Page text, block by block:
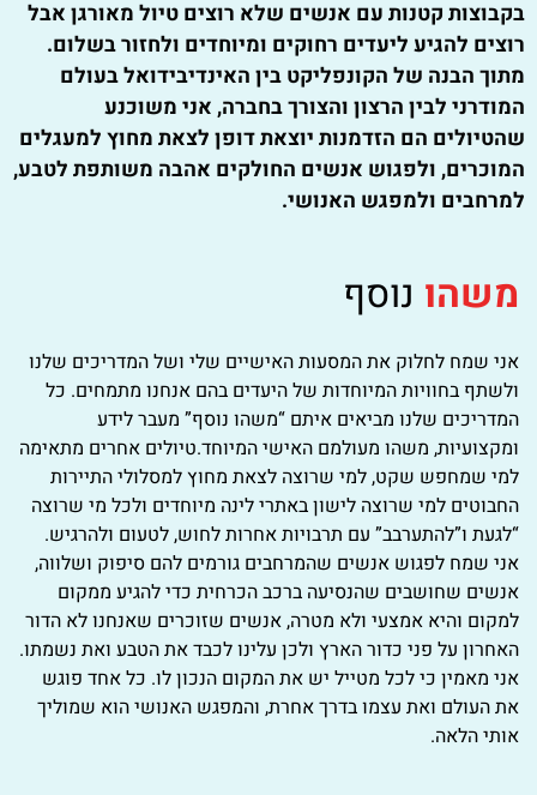
בקבוצות קטנות עם אנשים שלא רוצים טיול מאורגן אבל
רוצים להגיע ליעדים רחוקים ומיוחדים ולחזור בשלום.
מתוך הבנה של הקונפליקט בין האינדיבידואל בעולם
המודרני לבין הרצון והצורך בחברה, אני משוכנע
שהטיולים הם הזדמנות יוצאת דופן לצאת מחוץ למעגלים
המוכרים, ולפגוש אנשים החולקים אהבה משותפת לטבע,
למרחבים ולמפגש האנושי.
משהו נוסף
אני שמח לחלוק את המסעות האישיים שלי ושל המדריכים שלנו
ולשתף בחוויות המיוחדות של היעדים בהם אנחנו מתמחים. כל
המדריכים שלנו מביאים איתם “משהו נוסף” מעבר לידע
ומקצועיות, משהו מעולמם האישי המיוחד.טיולים אחרים מתאימה
למי שמחפש שקט, למי שרוצה לצאת מחוץ למסלולי התיירות
החבוטים למי שרוצה לישון באתרי לינה מיוחדים ולכל מי שרוצה
“לגעת ו”להתערבב” עם תרבויות אחרות לחוש, לטעום ולהרגיש.
אני שמח לפגוש אנשים שהמרחבים גורמים להם סיפוק ושלווה,
אנשים שחושבים שהנסיעה ברכב הכרחית כדי להגיע ממקום
למקום והיא אמצעי ולא מטרה, אנשים שזוכרים שאנחנו לא הדור
האחרון על פני כדור הארץ ולכן עלינו לכבד את הטבע ואת נשמתו.
אני מאמין כי לכל מטייל יש את המקום הנכון לו. כל אחד פוגש
את העולם ואת עצמו בדרך אחרת, והמפגש האנושי הוא שמוליך
אותי הלאה.